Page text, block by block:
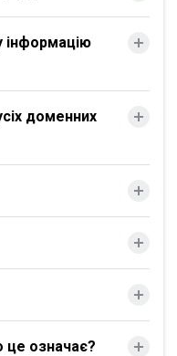
інформацію
доменних
означає?